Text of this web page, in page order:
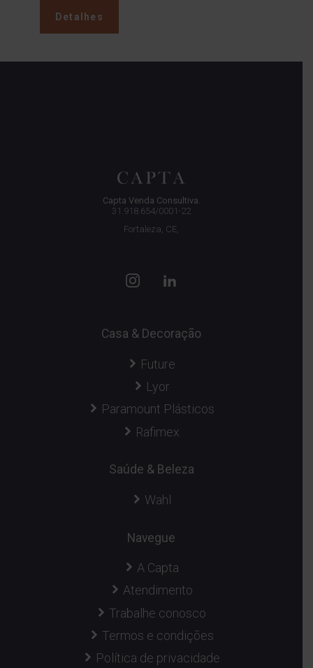
Detalhes
Capta Venda Consultiva.
31.918.654/0001-22
Fortaleza, CE,
Casa & Decoração
Future
Lyor
Paramount Plásticos
Rafimex
Saúde & Beleza
Wahl
Navegue
A Capta
Atendimento
Trabalhe conosco
Termos e condições
Política de privacidade